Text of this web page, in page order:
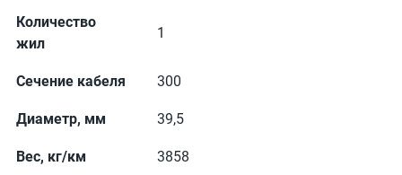
Количество
жил
1
Сечение кабеля 300
Диаметр, мм 39,5
Вес, кг/км 3858